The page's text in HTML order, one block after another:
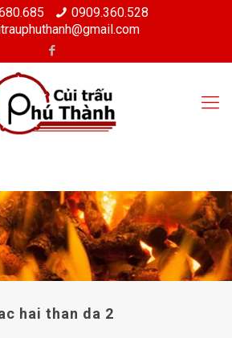
0909.360.528
hai than da 2